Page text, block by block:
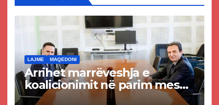
LAJME MAQEDONI
Arrihet marrëveshja e
koalicionimit në parim mes
Kurtit dhe Abdixhikut